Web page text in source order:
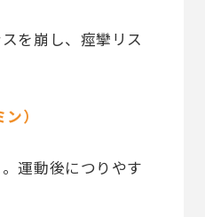
を崩し、痙攣リス
）
運動後につりやす